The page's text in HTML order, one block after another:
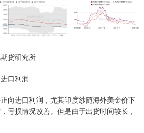
货研究所
口利润
向进口利润，尤其印度纱随海外美金价下
亏损情况改善。但是由于出货时间较长，